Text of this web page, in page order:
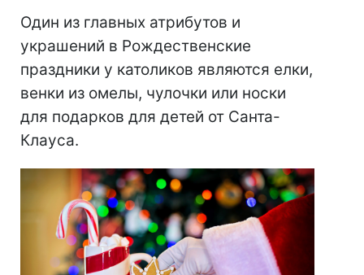
Один из главных атрибутов и
украшений в Рождественские
праздники у католиков являются елки,
венки из омелы, чулочки или носки
для подарков для детей от Санта-
Клауса.